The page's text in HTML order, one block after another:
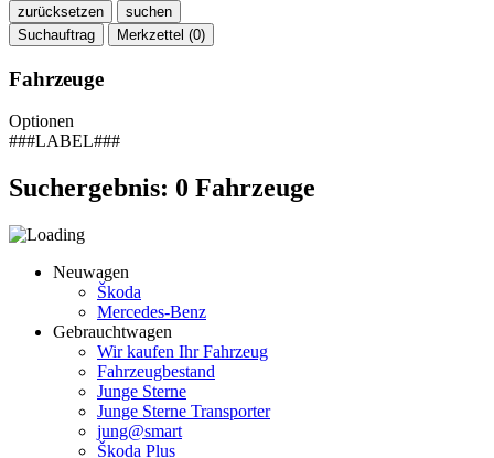
zurücksetzen
suchen
Suchauftrag
Merkzettel (0)
Fahrzeuge
Optionen
###LABEL###
Suchergebnis: 0 Fahrzeuge
Neuwagen
Škoda
Mercedes-Benz
Gebrauchtwagen
Wir kaufen Ihr Fahrzeug
Fahrzeugbestand
Junge Sterne
Junge Sterne Transporter
jung@smart
Škoda Plus